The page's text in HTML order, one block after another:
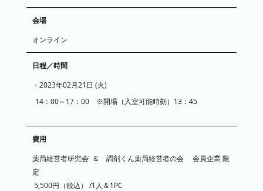
会場
オンライン
日程／時間
・2023年02月21日 (火)
14：00～17：00 ※開場（入室可能時刻）13：45
費用
薬局経営者研究会 ＆ 調剤くん薬局経営者の会 会員企業 限
定
5,500円（税込） /1人＆1PC